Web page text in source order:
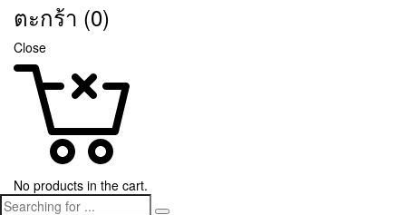
ตะกร้า (0)
Close
No products in the cart.